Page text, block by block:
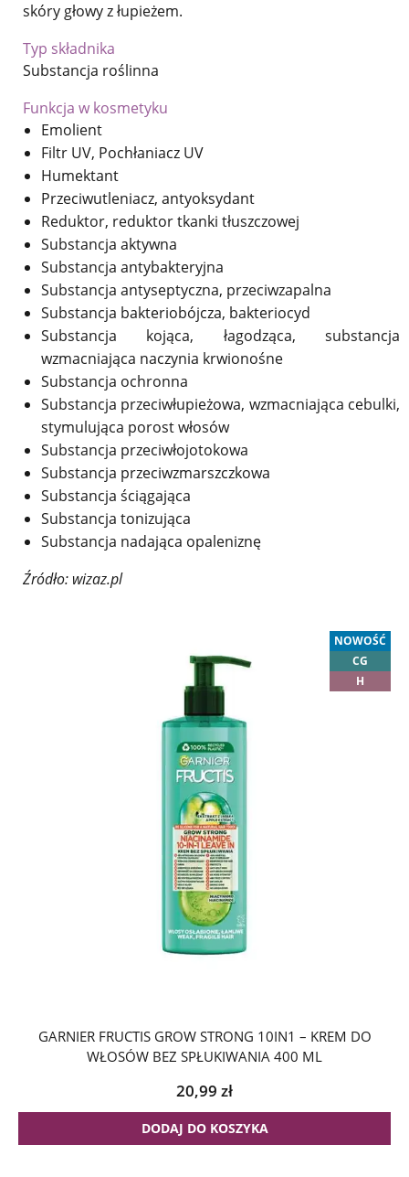
skóry głowy z łupieżem.
Typ składnika
Substancja roślinna
Funkcja w kosmetyku
Emolient
Filtr UV, Pochłaniacz UV
Humektant
Przeciwutleniacz, antyoksydant
Reduktor, reduktor tkanki tłuszczowej
Substancja aktywna
Substancja antybakteryjna
Substancja antyseptyczna, przeciwzapalna
Substancja bakteriobójcza, bakteriocyd
Substancja kojąca, łagodząca, substancja
wzmacniająca naczynia krwionośne
Substancja ochronna
Substancja przeciwłupieżowa, wzmacniająca cebulki,
stymulująca porost włosów
Substancja przeciwłojotokowa
Substancja przeciwzmarszczkowa
Substancja ściągająca
Substancja tonizująca
Substancja nadająca opaleniznę
Źródło: wizaz.pl
NOWOŚĆ
CG
H
GARNIER FRUCTIS GROW STRONG 10IN1 – KREM DO
WŁOSÓW BEZ SPŁUKIWANIA 400 ML
20,99 zł
DODAJ DO KOSZYKA